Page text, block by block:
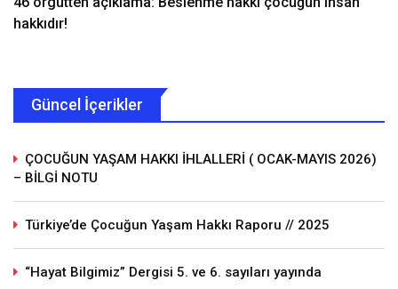
hakkıdır!
Güncel İçerikler
ÇOCUĞUN YAŞAM HAKKI İHLALLERİ ( OCAK-MAYIS 2026)
– BİLGİ NOTU
Türkiye’de Çocuğun Yaşam Hakkı Raporu // 2025
“Hayat Bilgimiz” Dergisi 5. ve 6. sayıları yayında